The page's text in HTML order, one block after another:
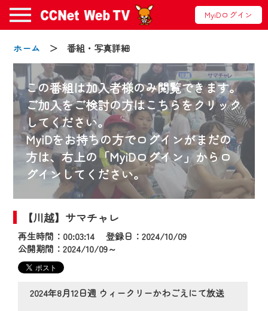
MyiDログイン
ホーム ＞ 番組・写真詳細
この番組は加入者様のみ閲覧できます。
ご加入をご検討の方はこちらをクリック
してください。
MyiDをお持ちの方でログインがまだの
方は、右上の「MyiDログイン」からロ
グインしてください。
【川越】サマチャレ
再生時間：00:03:14 登録日：2024/10/09
公開期間：2024/10/09～
2024年8月12日週 ウィークリーかわごえにて放送
お知らせ
2024/09/02
動画配信サービス『CCNet Web TV』は2024
年9月24日からリニューアルします！
【変更点】
◆デザイン変更により、お住まいの地域
の動画コンテンツが一目瞭然。
◆当社アプリやＰＣブラウザから、いつ
でも・どこでも・外出先でも！